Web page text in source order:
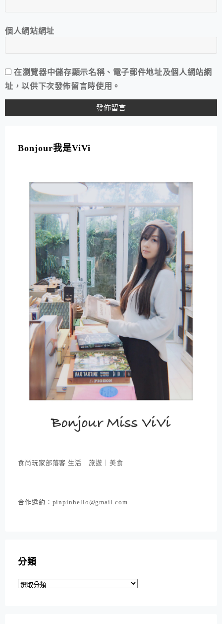
個人網站網址
在瀏覽器中儲存顯示名稱、電子郵件地址及個人網站網
址，以供下次發佈留言時使用。
Bonjour我是ViVi
食尚玩家部落客 生活｜旅遊｜美食
合作邀約：pinpinhello@gmail.com
分類
分